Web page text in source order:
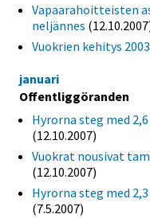
Vapaarahoitteisten
neljännes
Vuokrien kehitys
januari
Offentliggöranden
Hyrorna steg med
(12.10.2007)
Vuokrat nousivat
(12.10.2007)
Hyrorna steg med
(7.5.2007)